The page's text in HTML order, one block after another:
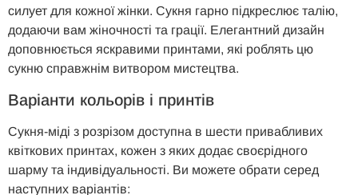
силует для кожної жінки. Сукня гарно підкреслює талію,
додаючи вам жіночності та грації. Елегантний дизайн
доповнюється яскравими принтами, які роблять цю
сукню справжнім витвором мистецтва.
Варіанти кольорів і принтів
Сукня-міді з розрізом доступна в шести привабливих
квіткових принтах, кожен з яких додає своєрідного
шарму та індивідуальності. Ви можете обрати серед
наступних варіантів: